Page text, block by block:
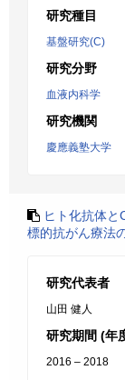
研究種目
基盤研究(C)
研究分野
血液内科学
研究機関
慶應義塾大学
ヒト化抗体と
標的抗がん療法
研究代表者
山田 健人
研究期間 (年
2016 – 2018